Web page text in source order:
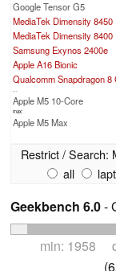
Google Tensor G5
MediaTek Dimensity 8450
MediaTek Dimensity 8400
Samsung Exynos 2400e
Apple A16 Bionic
Qualcomm Snapdragon 8
...
Apple M5 10-Core
max:
Apple M5 Max
Restrict / Search:
all
Geekbench 6.0-
min: 1958